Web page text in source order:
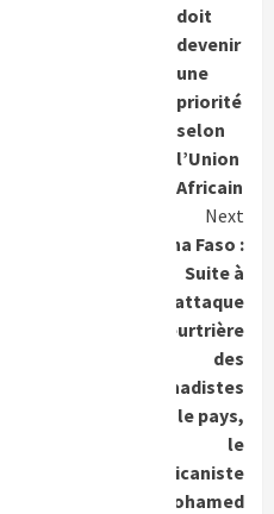
doit
devenir
une
priorité
selon
l’Union
Africaine.
Next
Burkina Faso :
Suite à
l’attaque
meurtrière
des
djihadistes
dans le pays,
le
panafricaniste
Mohamed